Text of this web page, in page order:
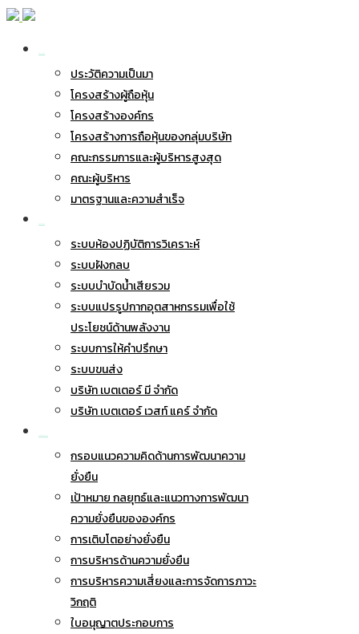
ประวัติความเป็นมา
โครงสร้างผู้ถือหุ้น
โครงสร้างองค์กร
โครงสร้างการถือหุ้นของกลุ่มบริษัท
คณะกรรมการและผู้บริหารสูงสุด
คณะผู้บริหาร
มาตรฐานและความสำเร็จ
ระบบห้องปฏิบัติการวิเคราะห์
ระบบฝังกลบ
ระบบบำบัดน้ำเสียรวม
ระบบแปรรูปกากอุตสาหกรรมเพื่อใช้
ประโยชน์ด้านพลังงาน
ระบบการให้คำปรึกษา
ระบบขนส่ง
บริษัท เบตเตอร์ มี จำกัด
บริษัท เบตเตอร์ เวสท์ แคร์ จำกัด
กรอบแนวความคิดด้านการพัฒนาความ
ยั่งยืน
เป้าหมาย กลยุทธ์และแนวทางการพัฒนา
ความยั่งยืนขององค์กร
การเติบโตอย่างยั่งยืน
การบริหารด้านความยั่งยืน
การบริหารความเสี่ยงและการจัดการภาวะ
วิกฤติ
ใบอนุญาตประกอบการ